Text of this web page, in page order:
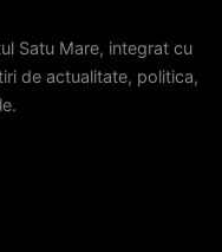
Satu Mare, integrat cu
de actualitate, politica,